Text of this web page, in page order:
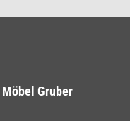
Möbel Gruber